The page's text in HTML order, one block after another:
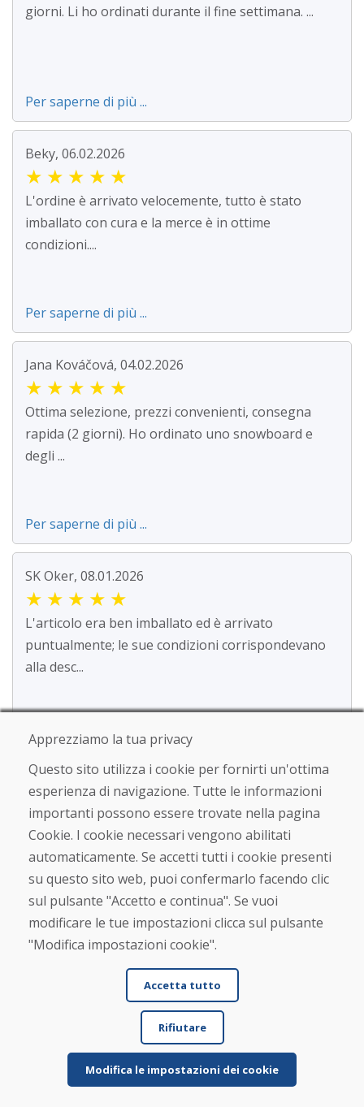
giorni. Li ho ordinati durante il fine settimana. ...
Per saperne di più ...
Beky, 06.02.2026
★ ★ ★ ★ ★
L'ordine è arrivato velocemente, tutto è stato
imballato con cura e la merce è in ottime
condizioni....
Per saperne di più ...
Jana Kováčová, 04.02.2026
★ ★ ★ ★ ★
Ottima selezione, prezzi convenienti, consegna
rapida (2 giorni). Ho ordinato uno snowboard e
degli ...
Per saperne di più ...
SK Oker, 08.01.2026
★ ★ ★ ★ ★
L'articolo era ben imballato ed è arrivato
puntualmente; le sue condizioni corrispondevano
alla desc...
Per saperne di più ...
Jürgen Reinhard , 17.12.2025
★★★★★
Abbiamo ordinato un paio di sci usati e li abbiamo
ricevuti entro quattro giorni lavorativi. Gli ...
Per saperne di più ...
Vedi più recensioni >
Scrivi una recensione
★★★
Apprezziamo la tua privacy
Questo sito utilizza i cookie per fornirti un'ottima
esperienza di navigazione. Tutte le informazioni
importanti possono essere trovate nella pagina
Cookie. I cookie necessari vengono abilitati
automaticamente. Se accetti tutti i cookie presenti
su questo sito web, puoi confermarlo facendo clic
sul pulsante "Accetto e continua". Se vuoi
modificare le tue impostazioni clicca sul pulsante
"Modifica impostazioni cookie".
Accetta tutto
Rifiutare
Modifica le impostazioni dei cookie